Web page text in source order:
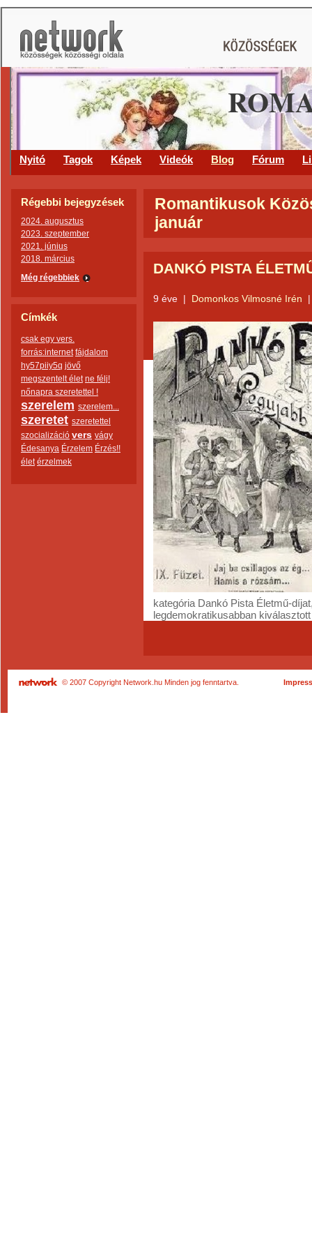
Nyitó Tagok Képek Videók Blog Fórum
Régebbi bejegyzések
2024. augusztus
2023. szeptember
2021. június
2018. március
Még régebbiek
Címkék
csak egy vers.
forrás:internet fájdalom
hy57piiy5q jövő
megszentelt élet ne félj!
nőnapra szeretettel !
szerelem szerelem...
szeretet szeretettel
szocializáció vers vágy
Édesanya Érzelem Érzés!!
élet érzelmek
Romantikusok
január
DANKÓ PISTA
9 éve | Domonkos Vilmosné Irén
kategória Dankó Pista Életmű-
legdemokratikusabban
© 2007 Copyright Network.hu Minden jog fenntartva.